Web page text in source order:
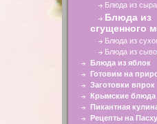
Блюда из сыра
Блюда из
сгущенного
Блюда из
Блюда из
Блюда из яблок
Готовим на
Заготовки впрок
Крымские блюда
Пикантная
Рецепты на Пасху